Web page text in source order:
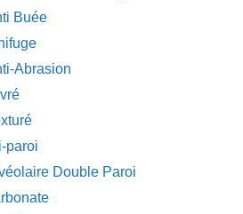
Buée
Abrasion
paroi
Double Paroi